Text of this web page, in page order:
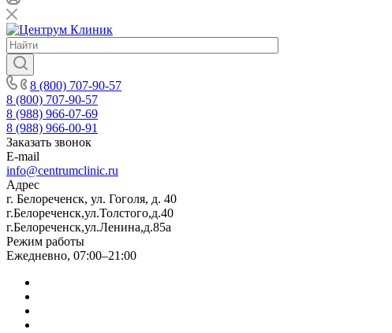
8 (800) 707-90-57
8 (800) 707-90-57
8 (988) 966-07-69
8 (988) 966-00-91
Заказать звонок
E-mail
info@centrumclinic.ru
Адрес
г. Белореченск, ул. Гоголя, д. 40
г.Белореченск,ул.Толстого,д.40
г.Белореченск,ул.Ленина,д.85а
Режим работы
Ежедневно, 07:00–21:00